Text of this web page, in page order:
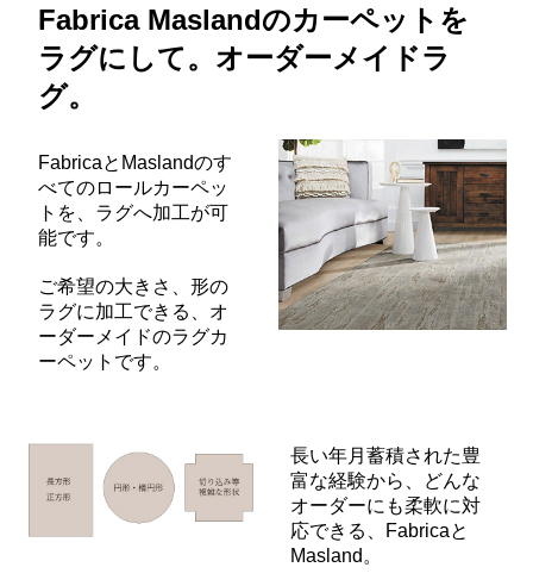
Fabrica Maslandのカーペットを
ラグにして。オーダーメイドラ
グ。
FabricaとMaslandのす
べてのロールカーペッ
トを、ラグへ加工が可
能です。
ご希望の大きさ、形の
ラグに加工できる、オ
ーダーメイドのラグカ
ーペットです。
長い年月蓄積された豊
富な経験から、どんな
オーダーにも柔軟に対
応できる、Fabricaと
Masland。